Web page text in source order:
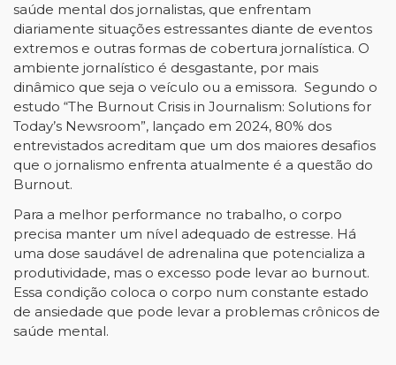
saúde mental dos jornalistas, que enfrentam
diariamente situações estressantes diante de eventos
extremos e outras formas de cobertura jornalística. O
ambiente jornalístico é desgastante, por mais
dinâmico que seja o veículo ou a emissora. Segundo o
estudo “The Burnout Crisis in Journalism: Solutions for
Today’s Newsroom”, lançado em 2024, 80% dos
entrevistados acreditam que um dos maiores desafios
que o jornalismo enfrenta atualmente é a questão do
Burnout.
Para a melhor performance no trabalho, o corpo
precisa manter um nível adequado de estresse. Há
uma dose saudável de adrenalina que potencializa a
produtividade, mas o excesso pode levar ao burnout.
Essa condição coloca o corpo num constante estado
de ansiedade que pode levar a problemas crônicos de
saúde mental.